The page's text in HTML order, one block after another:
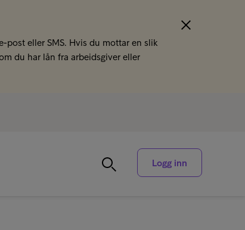
eller SMS. Hvis du mottar en slik
du har lån fra arbeidsgiver eller
Logg inn